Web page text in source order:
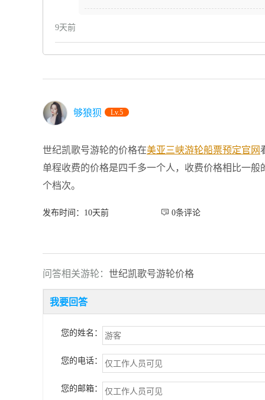
9天前
够狼狈 Lv.5
世纪凯歌号游轮的价格在美亚三峡游轮船票预定官网
单程收费的价格是四千多一个人，收费价格相比一
个档次。
发布时间：10天前  0条评论
问答相关游轮： 世纪凯歌号游轮价格
我要回答
您的姓名：
您的电话：
您的邮箱：